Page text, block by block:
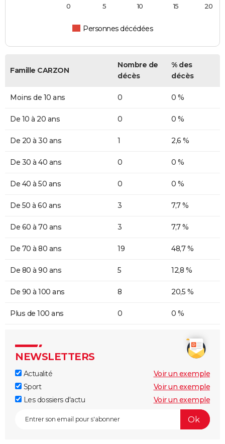
Personnes décédées
0 5 10 15 20
Famille CARZON
Nombre de
décès
% des
décès
Moins de 10 ans 0 0 %
De 10 à 20 ans 0 0 %
De 20 à 30 ans 1 2,6 %
De 30 à 40 ans 0 0 %
De 40 à 50 ans 0 0 %
De 50 à 60 ans 3 7,7 %
De 60 à 70 ans 3 7,7 %
De 70 à 80 ans 19 48,7 %
De 80 à 90 ans 5 12,8 %
De 90 à 100 ans 8 20,5 %
Plus de 100 ans 0 0 %
NEWSLETTERS
Actualité
Voir un exemple
Sport
Voir un exemple
Les dossiers d'actu
Voir un exemple